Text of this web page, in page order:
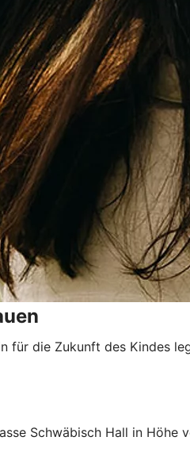
für die Zukunft des Kindes
Schwäbisch Hall in Höhe